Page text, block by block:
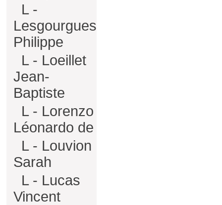
L -
Lesgourgues
Philippe
L - Loeillet
Jean-
Baptiste
L - Lorenzo
Léonardo de
L - Louvion
Sarah
L - Lucas
Vincent